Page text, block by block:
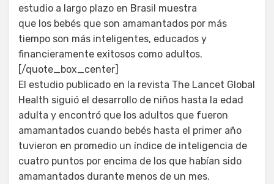
estudio a largo plazo en Brasil muestra
que los bebés que son amamantados por más
tiempo son más inteligentes, educados y
financieramente exitosos como adultos.
[/quote_box_center]
El estudio publicado en la revista The Lancet Global
Health siguió el desarrollo de niños hasta la edad
adulta y encontró que los adultos que fueron
amamantados cuando bebés hasta el primer año
tuvieron en promedio un índice de inteligencia de
cuatro puntos por encima de los que habían sido
amamantados durante menos de un mes.